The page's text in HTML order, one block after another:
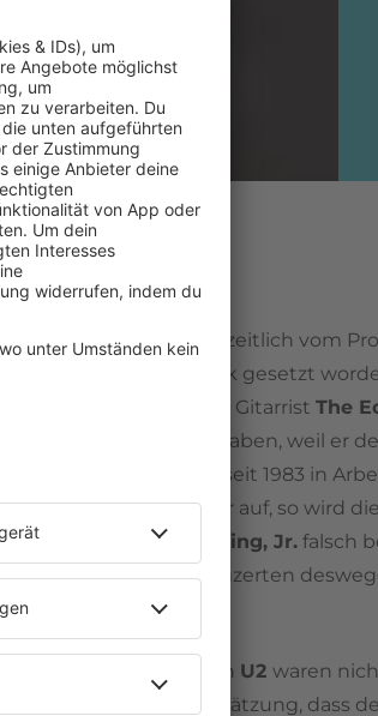
ist. Seinerzeit war er zeitlich vom
sehr unter Druck gesetzt
finalisieren. Auch der GitarristThe
den Text haben, weil er
Gitarren-Part schon seit 1983 in
Hektik kamen Fehler auf, so wird
von
Martin Luther King, Jr. falsch
nimmtBonobei Konzerten
am Song vor.
Langjährige Fans von U2waren
Einschätzung, dass